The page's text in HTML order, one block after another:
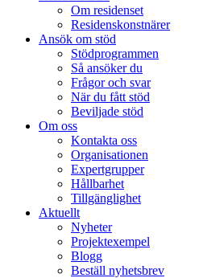
Om residenset
Residenskonstnärer
Ansök om stöd
Stödprogrammen
Så ansöker du
Frågor och svar
När du fått stöd
Beviljade stöd
Om oss
Kontakta oss
Organisationen
Expertgrupper
Hållbarhet
Tillgänglighet
Aktuellt
Nyheter
Projektexempel
Blogg
Beställ nyhetsbrev